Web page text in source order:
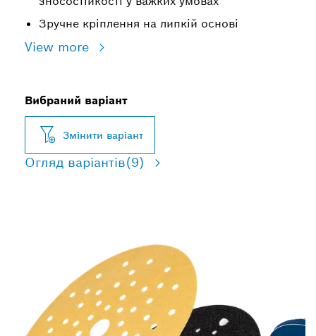
Зручне кріплення на липкій основі
View more
Вибраний варіант
Змінити варіант
Огляд варіантів(9)